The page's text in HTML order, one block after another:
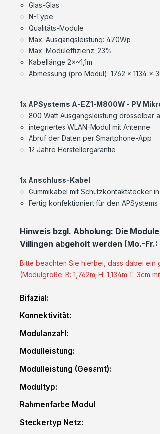
Glas-Glas
N-Type
Qualitäts-Module
Max. Ausgangsleistung: 470Wp
Max. Moduleffizienz: 23%
Kabellänge 2×~1,1m
Abmessung (pro Modul): 1762 x 1134 x
1x APSystems A-EZ1-M800W - PV
800 Watt Ausgangsleistung drosselbar
integriertes WLAN-Modul mit Antenne
Abruf der Daten per Smartphone-App
12 Jahre Herstellergarantie
1x Anschluss-Kabel
Gummikabel mit Schutzkontaktstecker
Fertig konfektioniert für den
Hinweis bzgl. Abholung: Die
Villingen abgeholt werden (Mo.-Fr.:
Bitte beachten Sie hierbei, dass dabei ein
(Modulgröße: B: 1,762m; H: 1,134m T: 3cm
Bifazial:
Konnektivität:
Modulanzahl:
Modulleistung:
Modulleistung (Gesamt):
Modultyp:
Rahmenfarbe Modul:
Steckertyp Netz: